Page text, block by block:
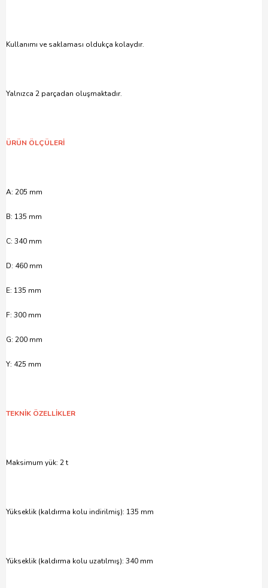
Kullanımı ve saklaması oldukça kolaydır.
Yalnızca 2 parçadan oluşmaktadır.
ÜRÜN ÖLÇÜLERİ
A: 205 mm
B: 135 mm
C: 340 mm
D: 460 mm
E: 135 mm
F: 300 mm
G: 200 mm
Y: 425 mm
TEKNİK ÖZELLİKLER
Maksimum yük: 2 t
Yükseklik (kaldırma kolu indirilmiş): 135 mm
Yükseklik (kaldırma kolu uzatılmış): 340 mm